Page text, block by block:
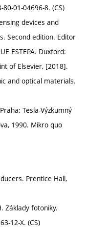
01-04696-8. (CS)
devices and
Second edition. Editor
ESTEPA. Duxford:
of Elsevier, [2018].
and optical materials.
Tesla-Výzkumný
1990. Mikro quo
Prentice Hall,
Základy fotoniky.
12-X. (CS)